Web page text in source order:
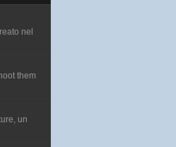
nel
them
un